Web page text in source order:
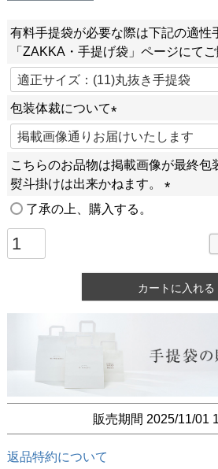
有料手提袋が必要な際は下記の適性
「ZAKKA・手提げ袋」ページにて
包装体裁について
(
必
須
)
こちらのお品物は掲載画像が最終包
熨斗掛けは出来かねます。
了承の上、購入する。
カートに入れる
販売期間 2025/11/01
返品特約について